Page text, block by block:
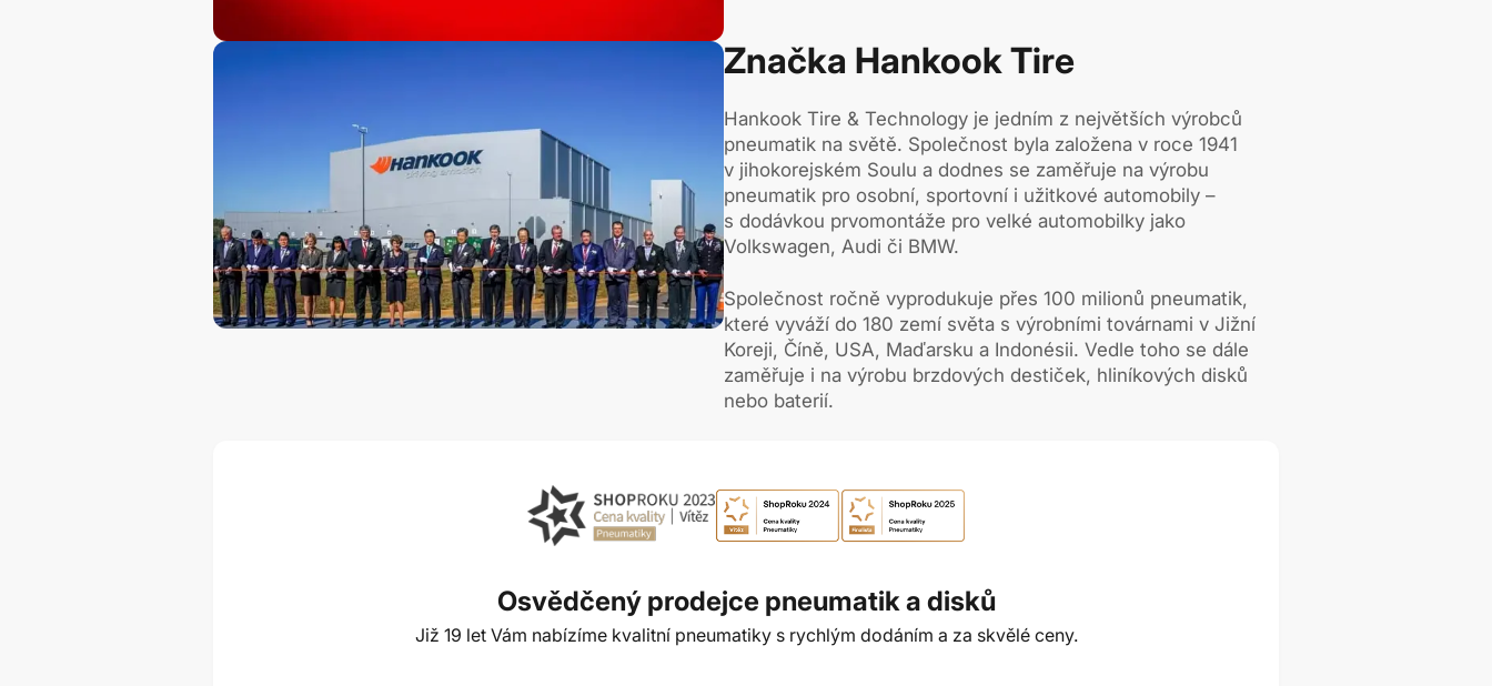
Značka Hankook Tire
Hankook Tire & Technology je jedním z největších výrobců
pneumatik na světě. Společnost byla založena v roce 1941
v jihokorejském Soulu a dodnes se zaměřuje na výrobu
pneumatik pro osobní, sportovní i užitkové automobily –
s dodávkou prvomontáže pro velké automobilky jako
Volkswagen, Audi či BMW.
Společnost ročně vyprodukuje přes 100 milionů pneumatik,
které vyváží do 180 zemí světa s výrobními továrnami v Jižní
Koreji, Číně, USA, Maďarsku a Indonésii. Vedle toho se dále
zaměřuje i na výrobu brzdových destiček, hliníkových disků
nebo baterií.
Osvědčený prodejce pneumatik a disků
Již 19 let Vám nabízíme kvalitní pneumatiky s rychlým dodáním a za skvělé ceny.